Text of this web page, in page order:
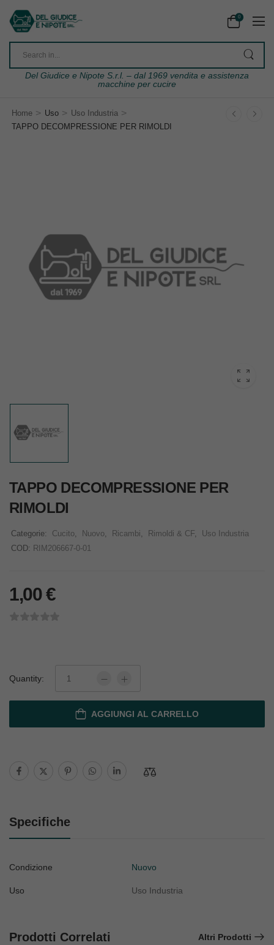
0
Del Giudice e Nipote S.r.l. – dal 1969 vendita e assistenza
macchine per cucire
Home > Uso > Uso Industria >
TAPPO DECOMPRESSIONE PER RIMOLDI
TAPPO DECOMPRESSIONE PER
RIMOLDI
Categorie: Cucito, Nuovo, Ricambi, Rimoldi & CF,
Uso Industria
COD: RIM206667-0-01
1,00€
Quantity:
AGGIUNGI AL CARRELLO
Specifiche
Condizione Nuovo
Uso Uso Industria
Prodotti Correlati Altri Prodotti